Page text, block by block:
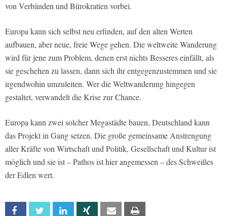
von Verbänden und Bürokratien vorbei.
Europa kann sich selbst neu erfinden, auf den alten Werten
aufbauen, aber neue, freie Wege gehen. Die weltweite Wanderung
wird für jene zum Problem, denen erst nichts Besseres einfällt, als
sie geschehen zu lassen, dann sich ihr entgegenzustemmen und sie
irgendwohin umzuleiten. Wer die Weltwanderung hingegen
gestaltet, verwandelt die Krise zur Chance.
Europa kann zwei solcher Megastädte bauen, Deutschland kann
das Projekt in Gang setzen. Die große gemeinsame Anstrengung
aller Kräfte von Wirtschaft und Politik, Gesellschaft und Kultur ist
möglich und sie ist – Pathos ist hier angemessen – des Schweißes
der Edlen wert.
Facebook Twitter Linkedin Xing Email